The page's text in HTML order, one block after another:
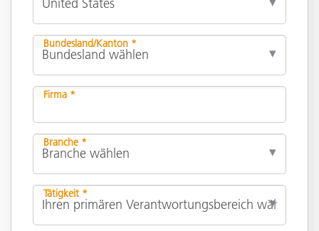
Bundesland/Kanton *
Firma *
Branche *
Tätigkeit *